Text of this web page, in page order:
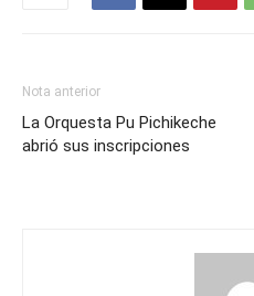
Nota anterior
La Orquesta Pu Pichikeche
abrió sus inscripciones